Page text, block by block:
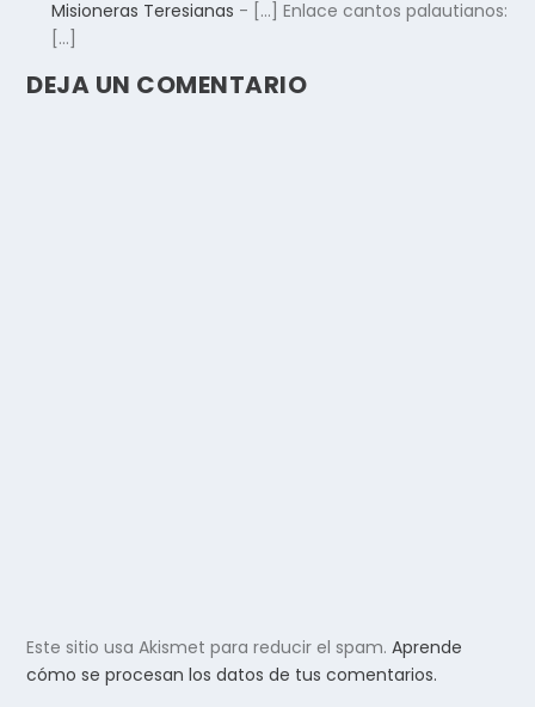
Misioneras Teresianas - […] Enlace cantos palautianos:
[…]
DEJA UN COMENTARIO
Este sitio usa Akismet para reducir el spam.Aprende
cómo se procesan los datos de tus comentarios.